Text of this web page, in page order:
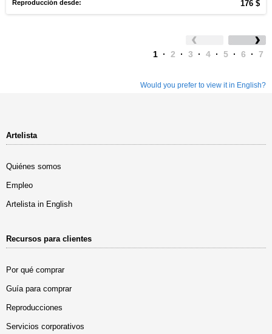
Reproducción desde:
176 $
1 · 2 · 3 · 4 · 5 · 6 · 7
Would you prefer to view it in English?
Artelista
Quiénes somos
Empleo
Artelista in English
Recursos para clientes
Por qué comprar
Guía para comprar
Reproducciones
Servicios corporativos